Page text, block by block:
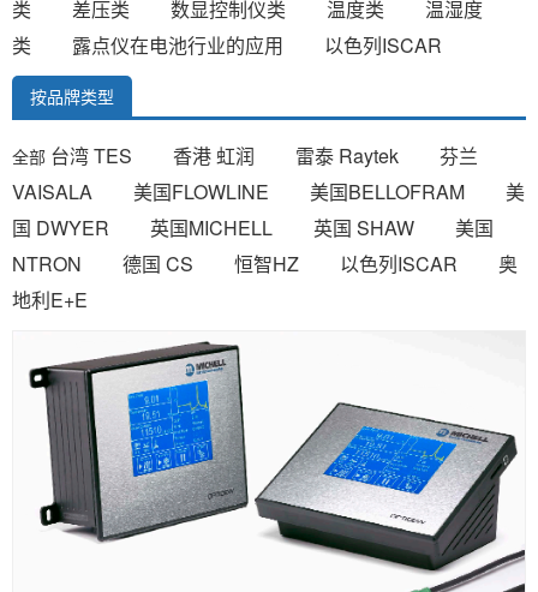
类
差压类 数显控制仪类 温度类
温湿度
类
露点仪在电池行业的应用 以色列ISCAR
按品牌类型
全部 台湾 TES 香港 虹润 雷泰 Raytek
芬兰
VAISALA
美国FLOWLINE 美国BELLOFRAM
美
国 DWYER
英国MICHELL 英国 SHAW
美国
NTRON
德国 CS 恒智HZ 以色列ISCAR
奥
地利E+E